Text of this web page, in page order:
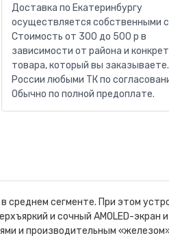
Доставка по Екатеринбургу
осуществляется собственными
Стоимость от 300 до 500 р в
зависимости от района и
товара, который вы
России любыми ТК по
Обычно по полной предоплате.
среднем сегменте. При этом
и сочный AMOLED-
и производительным